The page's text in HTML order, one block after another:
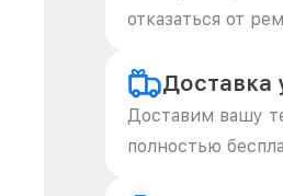
отказаться от
Доставка
Доставим вашу
полностью